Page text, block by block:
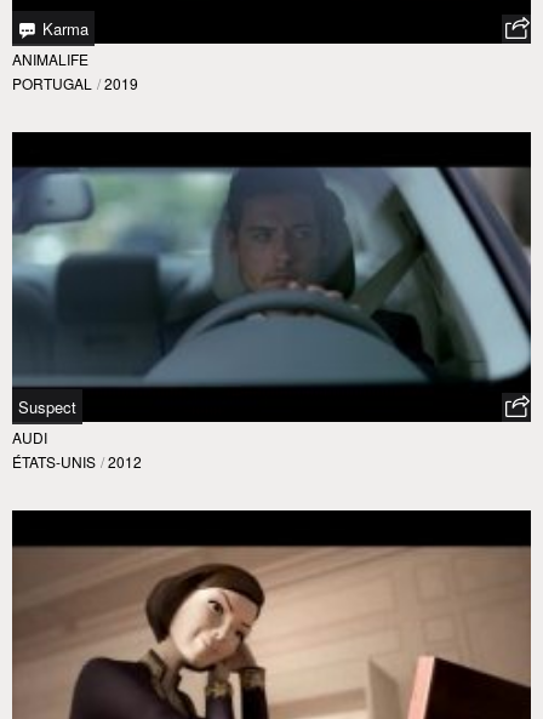
Karma
ANIMALIFE
PORTUGAL / 2019
Suspect
AUDI
ÉTATS-UNIS / 2012